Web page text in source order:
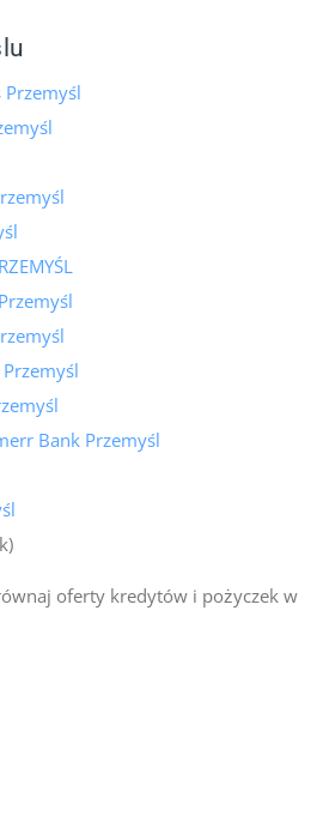
Przemyśl
Bank Przemyśl
oferty kredytów i pożyczek w